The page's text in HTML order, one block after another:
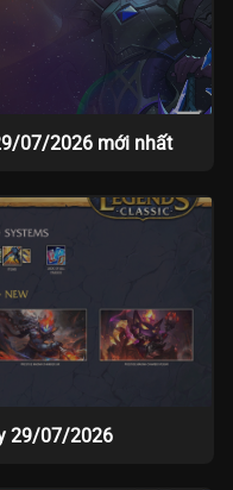
07/2026 mới nhất
29/07/2026